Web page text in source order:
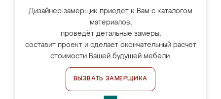
Дизайнер-замерщик приедет к Вам с каталогом
материалов,
проведёт детальные замеры,
составит проект и сделает окончательный расчёт
стоимости Вашей будущей мебели.
ВЫЗВАТЬ ЗАМЕРЩИКА